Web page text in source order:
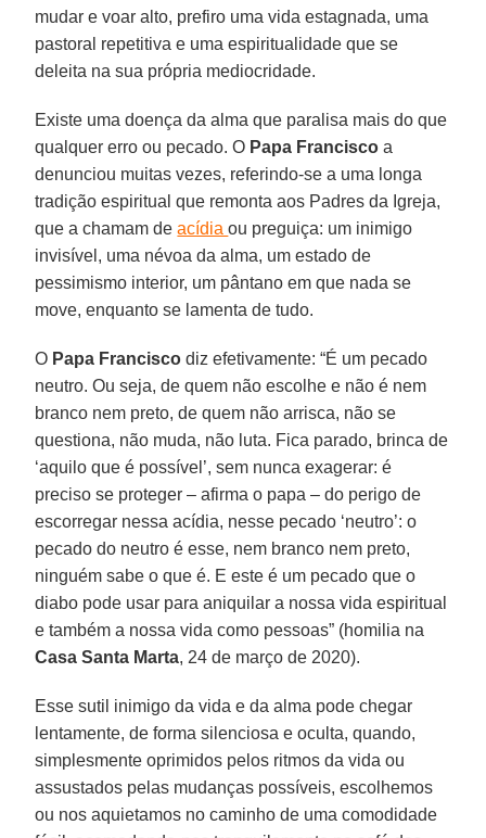
mudar e voar alto, prefiro uma vida estagnada, uma
pastoral repetitiva e uma espiritualidade que se
deleita na sua própria mediocridade.
Existe uma doença da alma que paralisa mais do que
qualquer erro ou pecado. O Papa Francisco a
denunciou muitas vezes, referindo-se a uma longa
tradição espiritual que remonta aos Padres da Igreja,
que a chamam deacídiaou preguiça: um inimigo
invisível, uma névoa da alma, um estado de
pessimismo interior, um pântano em que nada se
move, enquanto se lamenta de tudo.
O Papa Francisco diz efetivamente: “É um pecado
neutro. Ou seja, de quem não escolhe e não é nem
branco nem preto, de quem não arrisca, não se
questiona, não muda, não luta. Fica parado, brinca de
‘aquilo que é possível’, sem nunca exagerar: é
preciso se proteger – afirma o papa – do perigo de
escorregar nessa acídia, nesse pecado ‘neutro’: o
pecado do neutro é esse, nem branco nem preto,
ninguém sabe o que é. E este é um pecado que o
diabo pode usar para aniquilar a nossa vida espiritual
e também a nossa vida como pessoas” (homilia na
Casa Santa Marta, 24 de março de 2020).
Esse sutil inimigo da vida e da alma pode chegar
lentamente, de forma silenciosa e oculta, quando,
simplesmente oprimidos pelos ritmos da vida ou
assustados pelas mudanças possíveis, escolhemos
ou nos aquietamos no caminho de uma comodidade